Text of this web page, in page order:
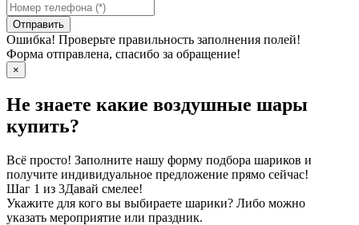
Отправить
Ошибка! Проверьте правильность заполнения полей!
Форма отправлена, спасибо за обращение!
×
Не знаете какие воздушные шары
купить?
Всё просто! Заполните нашу форму подбора шариков и
получите индивидуальное предложение прямо сейчас!
Шаг 1 из 3Давай смелее!
Укажите для кого вы выбираете шарики? Либо можно
указать мероприятие или праздник.